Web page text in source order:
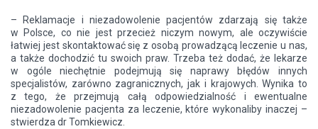
– Reklamacje i niezadowolenie pacjentów zdarzają się także
w Polsce, co nie jest przecież niczym nowym, ale oczywiście
łatwiej jest skontaktować się z osobą prowadzącą leczenie u nas,
a także dochodzić tu swoich praw. Trzeba też dodać, że lekarze
w ogóle niechętnie podejmują się naprawy błędów innych
specjalistów, zarówno zagranicznych, jak i krajowych. Wynika to
z tego, że przejmują całą odpowiedzialność i ewentualne
niezadowolenie pacjenta za leczenie, które wykonaliby inaczej –
stwierdza dr Tomkiewicz.